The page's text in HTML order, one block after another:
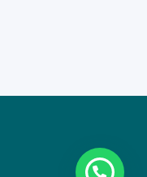
1